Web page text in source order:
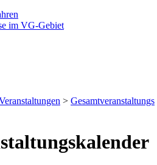
im VG-Gebiet
> Gesamtveranstaltungs